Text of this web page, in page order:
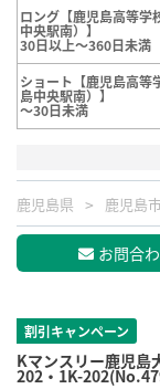
ロング【鹿児島高等学
中央駅南）】
30日以上～360日未満
ショート【鹿児島高等
島中央駅南）】
～30日未満
鹿児島県 鹿児島
お問合
割引キャンペーン
Kマンスリー鹿児島
202・1K-